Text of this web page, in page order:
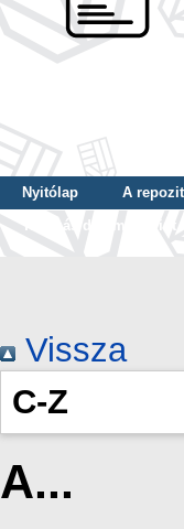
Nyitólap A
Tallózás dátum szerint
Vissza
C-Z
A...